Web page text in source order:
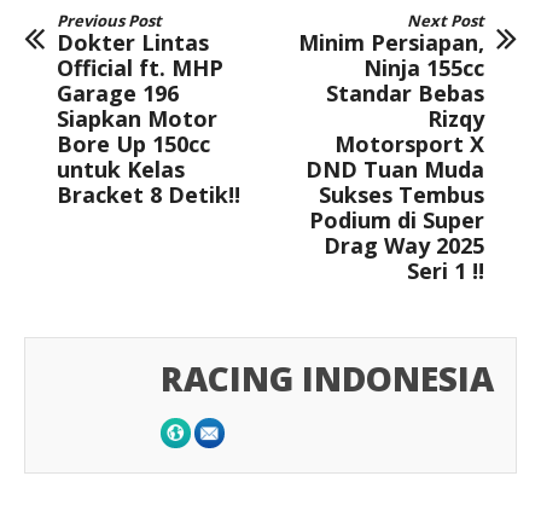
Previous Post
Dokter Lintas
Official ft. MHP
Garage 196
Siapkan Motor
Bore Up 150cc
untuk Kelas
Bracket 8 Detik!!
Next Post
Minim Persiapan,
Ninja 155cc
Standar Bebas
Rizqy
Motorsport X
DND Tuan Muda
Sukses Tembus
Podium di Super
Drag Way 2025
Seri 1 !!
RACING INDONESIA